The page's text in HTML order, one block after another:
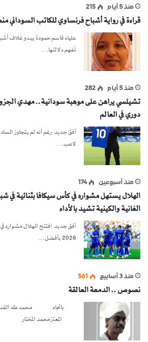
منذ 5 أيام 215
قراءة في رواية أشباح فرنساوي للكاتب السوداني
علياء قاسم حمودة يبدو غلاف
تُفهم دلالتها…
منذ 5 أيام 282
تشيلسي يراهن على موهبة سودانية.. مهدي
دوري في العالم
أفق جديد رغم أنه لم يتجاوز
لاعب…
منذ أسبوعين 174
الهلال يستهل مشواره في كأس سيكافا بثنائية
الغانية والكينية تشيد بالأداء
أفق جديد افتتح الهلال مشواره
2026 بأفضل…
منذ 3 أسابيع 561
نصوص .. الدمعة العالقة
باتجاه محمد
المعتز محمد